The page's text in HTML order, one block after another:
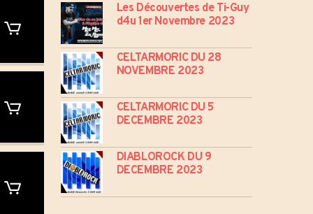
Les Découvertes de Ti-Guy
d4u 1er Novembre 2023
CELTARMORIC DU 28
NOVEMBRE 2023
CELTARMORIC DU 5
DECEMBRE 2023
DIABLOROCK DU 9
DECEMBRE 2023